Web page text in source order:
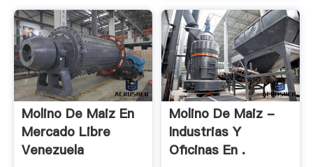
Molino De Maiz En
Mercado Libre
Venezuela
Molino De Maiz -
Industrias Y
Oficinas En .